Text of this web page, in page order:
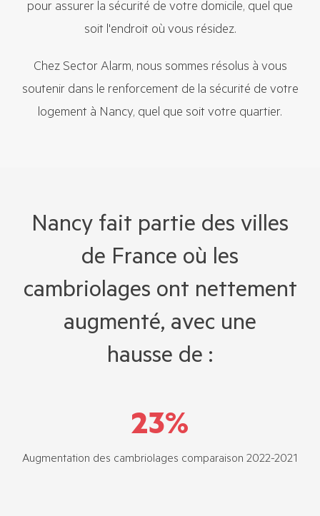
pour assurer la sécurité de votre domicile, quel que
soit l'endroit où vous résidez.
Chez Sector Alarm, nous sommes résolus à vous
soutenir dans le renforcement de la sécurité de votre
logement à Nancy, quel que soit votre quartier.
Nancy fait partie des villes
de France où les
cambriolages ont nettement
augmenté, avec une
hausse de :
23%
Augmentation des cambriolages comparaison 2022-2021